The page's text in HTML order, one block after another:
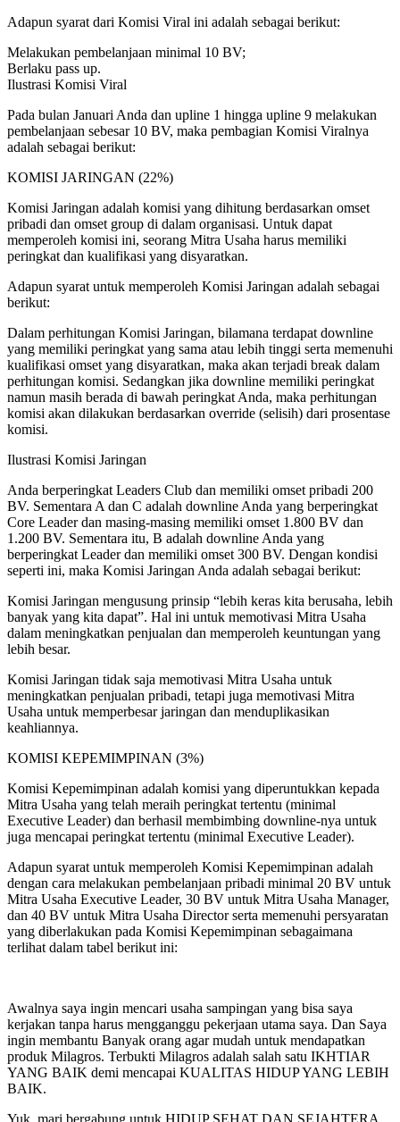
Adapun syarat dari Komisi Viral ini adalah sebagai berikut:
Melakukan pembelanjaan minimal 10 BV;
Berlaku pass up.
Ilustrasi Komisi Viral
Pada bulan Januari Anda dan upline 1 hingga upline 9 melakukan
pembelanjaan sebesar 10 BV, maka pembagian Komisi Viralnya
adalah sebagai berikut:
KOMISI JARINGAN (22%)
Komisi Jaringan adalah komisi yang dihitung berdasarkan omset
pribadi dan omset group di dalam organisasi. Untuk dapat
memperoleh komisi ini, seorang Mitra Usaha harus memiliki
peringkat dan kualifikasi yang disyaratkan.
Adapun syarat untuk memperoleh Komisi Jaringan adalah sebagai
berikut:
Dalam perhitungan Komisi Jaringan, bilamana terdapat downline
yang memiliki peringkat yang sama atau lebih tinggi serta memenuhi
kualifikasi omset yang disyaratkan, maka akan terjadi break dalam
perhitungan komisi. Sedangkan jika downline memiliki peringkat
namun masih berada di bawah peringkat Anda, maka perhitungan
komisi akan dilakukan berdasarkan override (selisih) dari prosentase
komisi.
Ilustrasi Komisi Jaringan
Anda berperingkat Leaders Club dan memiliki omset pribadi 200
BV. Sementara A dan C adalah downline Anda yang berperingkat
Core Leader dan masing-masing memiliki omset 1.800 BV dan
1.200 BV. Sementara itu, B adalah downline Anda yang
berperingkat Leader dan memiliki omset 300 BV. Dengan kondisi
seperti ini, maka Komisi Jaringan Anda adalah sebagai berikut:
Komisi Jaringan mengusung prinsip “lebih keras kita berusaha, lebih
banyak yang kita dapat”. Hal ini untuk memotivasi Mitra Usaha
dalam meningkatkan penjualan dan memperoleh keuntungan yang
lebih besar.
Komisi Jaringan tidak saja memotivasi Mitra Usaha untuk
meningkatkan penjualan pribadi, tetapi juga memotivasi Mitra
Usaha untuk memperbesar jaringan dan menduplikasikan
keahliannya.
KOMISI KEPEMIMPINAN (3%)
Komisi Kepemimpinan adalah komisi yang diperuntukkan kepada
Mitra Usaha yang telah meraih peringkat tertentu (minimal
Executive Leader) dan berhasil membimbing downline-nya untuk
juga mencapai peringkat tertentu (minimal Executive Leader).
Adapun syarat untuk memperoleh Komisi Kepemimpinan adalah
dengan cara melakukan pembelanjaan pribadi minimal 20 BV untuk
Mitra Usaha Executive Leader, 30 BV untuk Mitra Usaha Manager,
dan 40 BV untuk Mitra Usaha Director serta memenuhi persyaratan
yang diberlakukan pada Komisi Kepemimpinan sebagaimana
terlihat dalam tabel berikut ini:
Awalnya saya ingin mencari usaha sampingan yang bisa saya
kerjakan tanpa harus mengganggu pekerjaan utama saya. Dan Saya
ingin membantu Banyak orang agar mudah untuk mendapatkan
produk Milagros. Terbukti Milagros adalah salah satu IKHTIAR
YANG BAIK demi mencapai KUALITAS HIDUP YANG LEBIH
BAIK.
Yuk, mari bergabung untuk HIDUP SEHAT DAN SEJAHTERA